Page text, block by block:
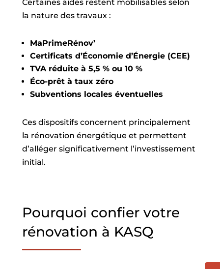
Certaines aides restent mobilisables selon
la nature des travaux :
MaPrimeRénov’
Certificats d’Économie d’Énergie (CEE)
TVA réduite à 5,5 % ou 10 %
Éco-prêt à taux zéro
Subventions locales éventuelles
Ces dispositifs concernent principalement
la rénovation énergétique et permettent
d’alléger significativement l’investissement
initial.
Pourquoi confier votre
rénovation à KASQ